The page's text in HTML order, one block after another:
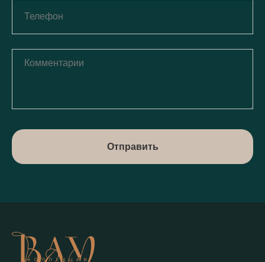
Отправить